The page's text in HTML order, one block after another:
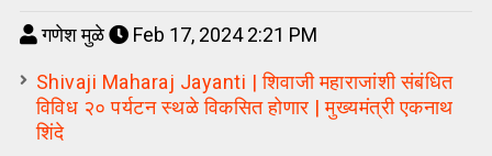
गणेश मुळे Feb 17, 2024 2:21 PM
Shivaji Maharaj Jayanti | शिवाजी महाराजांशी संबंधित
विविध २० पर्यटन स्थळे विकसित होणार | मुख्यमंत्री एकनाथ
शिंदे